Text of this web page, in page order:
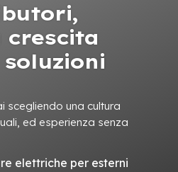
crescita
scegliendo una cultura
ed esperienza senza
elettriche per esterni